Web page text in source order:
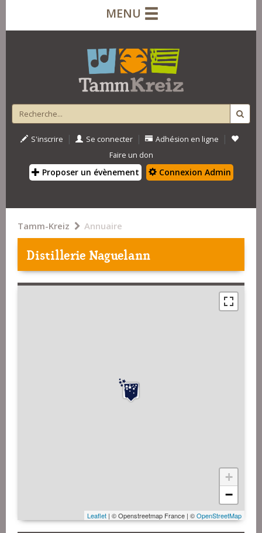
MENU
S'inscrire | Se connecter | Adhésion en ligne |
Faire un don
Proposer un évènement Connexion Admin
Tamm-Kreiz Annuaire
Distillerie Naguelann
+
−
Leaflet | © Openstreetmap France | ©OpenStreetMap